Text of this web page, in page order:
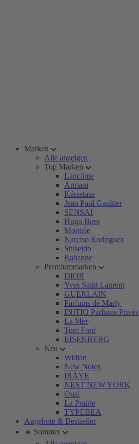
Marken
Alle anzeigen
Top Marken
Lancôme
Armani
Kérastase
Jean Paul Gaultier
SENSAI
Hugo Boss
Montale
Narciso Rodriguez
Shiseido
Rabanne
Premiummarken
DIOR
Yves Saint Laurent
GUERLAIN
Parfums de Marly
INITIO Parfums Privés
La Mer
Tom Ford
EISENBERG
Neu
Widian
New Notes
IRÄYE
NEST NEW YORK
Ouai
La Prairie
TYPEBEA
Angebote & Bestseller
☀️ Sommer